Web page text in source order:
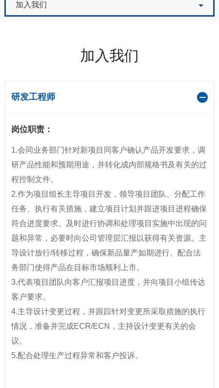
加入我们
加入我们
研发工程师
岗位职责：
1.会同业务部门针对新项目同客户确认产品开发要求，调
研产品性能和预期用途，并转化成内部规格书及有关的过
程控制文件。
2.作为项目组长主导项目开发，领导项目团队、分配工作
任务、执行有关措施，建立项目计划并跟进项目进程确保
符合进度要求。及时进行协调和处理项目实施中出现的问
题和异常，必要时向公司管理层汇报以获得有关资源。主
导设计放行/转移过程，确保新品量产如期进行。配合法
务部门使得产品在目标市场顺利上市。
3.代表项目团队向客户汇报项目进度，并向项目小组传达
客户要求。
4.主导设计变更过程，并跟踪针对变更所采取措施的执行
情况，准备并完成ECR/ECN，主持设计变更有关的会
议。
5.配合处理生产过程异常和客户投诉。